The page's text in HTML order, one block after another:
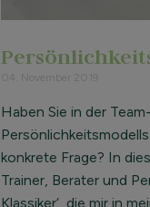
Haben Sie in der
konkrete Frage? In
Trainer, Berater und
Klassiker‘, die mir in